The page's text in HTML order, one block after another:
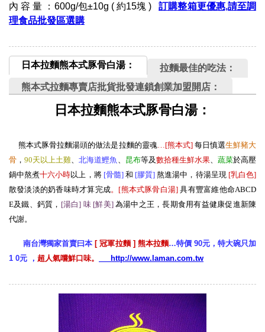
內 容 量 ：600g/包±10g ( 約15塊 )訂購整箱更優惠,請至調
理食品批發區選購
日本拉麵熊本式豚骨白湯：
拉麵最佳的吃法：
熊本式拉麵專賣店批貨批發連鎖創業加盟開店：
日本拉麵熊本式豚骨白湯：
熊本式豚骨拉麵湯頭的做法是拉麵的靈魂…[熊本式]每日慎選生鮮豬大
骨 ，90天以上土雞 、北海道鰹魚 昆布等及數拾種生鮮水果、 蔬菜於高壓
鍋中熬煮十六小時以上，將[骨髓]和 [膠質] 熬進湯中，待湯呈現 [乳白色]
散發淡淡的奶香味時才算完成。[熊本式豚骨白湯] 具有豐富維他命ABCD
E及鐵、鈣質， [湯白] 味 [鮮美]為湯中之王，長期食用有益健康促進新陳
代謝。
南台灣獨家首賣曰本 [ 冠軍拉麵 ] 熊本拉麵…特價 90元，特大碗只加
1 0元 ， 超人氣嚐鮮口味。 http://www.laman.com.tw